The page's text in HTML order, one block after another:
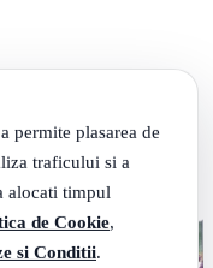
permite plasarea de
traficului si a
alocati timpul
de Cookie,
si Conditii.